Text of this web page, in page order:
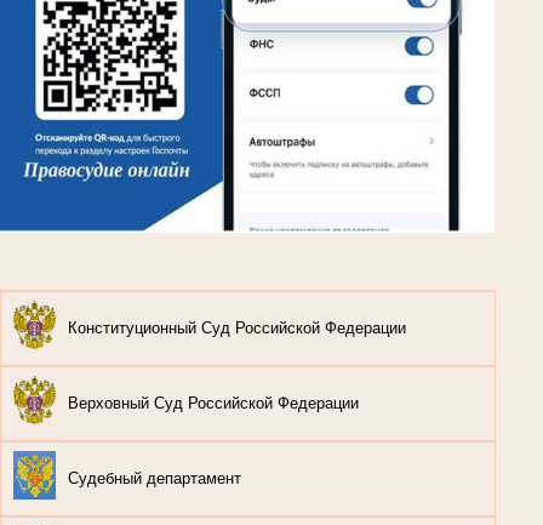
Конституционный Суд Российской Федерации
Верховный Суд Российской Федерации
Судебный департамент